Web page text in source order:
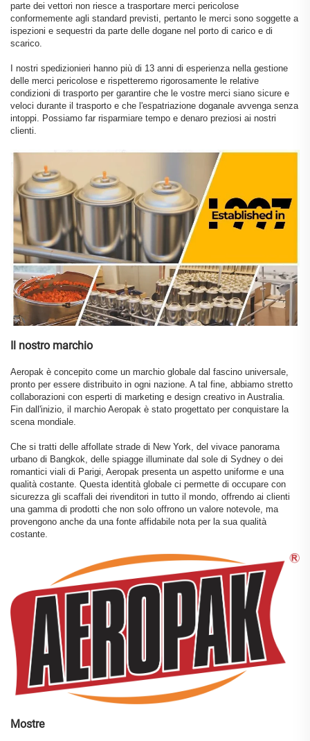
parte dei vettori non riesce a trasportare merci pericolose
conformemente agli standard previsti, pertanto le merci sono soggette a
ispezioni e sequestri da parte delle dogane nel porto di carico e di
scarico.
I nostri spedizionieri hanno più di 13 anni di esperienza nella gestione
delle merci pericolose e rispetteremo rigorosamente le relative
condizioni di trasporto per garantire che le vostre merci siano sicure e
veloci durante il trasporto e che l'espatriazione doganale avvenga senza
intoppi. Possiamo far risparmiare tempo e denaro preziosi ai nostri
clienti.
Il nostro marchio
Aeropak è concepito come un marchio globale dal fascino universale,
pronto per essere distribuito in ogni nazione. A tal fine, abbiamo stretto
collaborazioni con esperti di marketing e design creativo in Australia.
Fin dall'inizio, il marchio Aeropak è stato progettato per conquistare la
scena mondiale.
Che si tratti delle affollate strade di New York, del vivace panorama
urbano di Bangkok, delle spiagge illuminate dal sole di Sydney o dei
romantici viali di Parigi, Aeropak presenta un aspetto uniforme e una
qualità costante. Questa identità globale ci permette di occupare con
sicurezza gli scaffali dei rivenditori in tutto il mondo, offrendo ai clienti
una gamma di prodotti che non solo offrono un valore notevole, ma
provengono anche da una fonte affidabile nota per la sua qualità
costante.
Mostre